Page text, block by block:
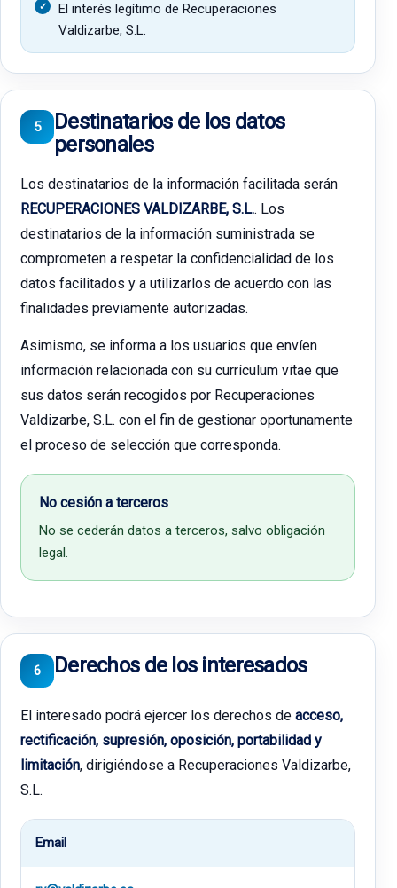
El interés legítimo de Recuperaciones
Valdizarbe, S.L.
5
Destinatarios de los datos
personales
Los destinatarios de la información facilitada serán
RECUPERACIONES VALDIZARBE, S.L.. Los
destinatarios de la información suministrada se
comprometen a respetar la confidencialidad de los
datos facilitados y a utilizarlos de acuerdo con las
finalidades previamente autorizadas.
Asimismo, se informa a los usuarios que envíen
información relacionada con su currículum vitae que
sus datos serán recogidos por Recuperaciones
Valdizarbe, S.L. con el fin de gestionar oportunamente
el proceso de selección que corresponda.
No cesión a terceros
No se cederán datos a terceros, salvo obligación
legal.
6 Derechos de los interesados
El interesado podrá ejercer los derechos de acceso,
rectificación, supresión, oposición, portabilidad y
limitación, dirigiéndose a Recuperaciones Valdizarbe,
S.L.
Email